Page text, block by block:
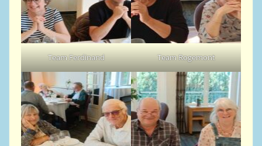
Team Ferdinand Team Rogemont